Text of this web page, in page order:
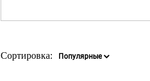
Сортировка: